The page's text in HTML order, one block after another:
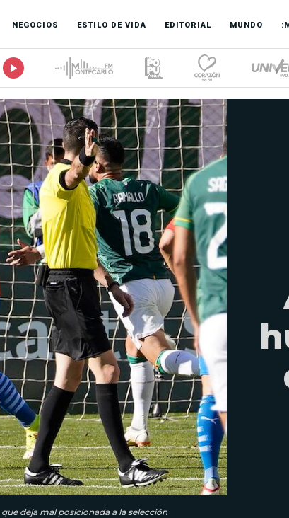
NEGOCIOS ESTILO DE VIDA EDITORIAL MUNDO
deja mal posicionada a la selección